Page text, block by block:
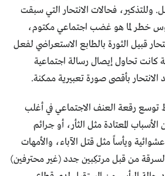
وللتذكير، فحالات الانتحار التي سبقت
كانت ناقوس خطر لما هو غضب اجتماعي مكتوم،
قبيل الثورة بالطابع الاستعراضي لفعل
تحاول إيصال رسالة اجتماعية
بأقصى صورة تعبيرية ممكنة.
توسع رقعة العنف الاجتماعي في أغلب
المعتادة مثل الثأر، أو جرائم
ويأساً مثل قتل الآباء، والأمهات
السرقة من قبل مرتكِبين جدد (غير محترفين)